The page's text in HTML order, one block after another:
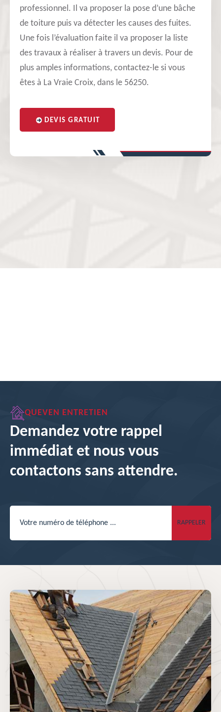
professionnel. Il va proposer la pose d’une bâche
de toiture puis va détecter les causes des fuites.
Une fois l’évaluation faite il va proposer la liste
des travaux à réaliser à travers un devis. Pour de
plus amples informations, contactez-le si vous
êtes à La Vraie Croix, dans le 56250.
DEVIS GRATUIT
QUEVEN ENTRETIEN
Demandez votre rappel
immédiat et nous vous
contactons sans attendre.